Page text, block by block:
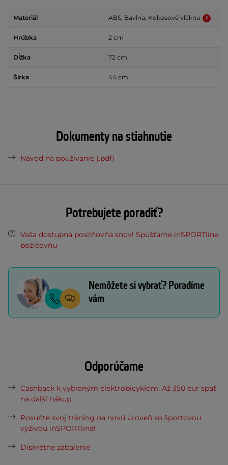
Materiál ABS, Bavlna, Kokosové vlákna
Hrúbka 2 cm
Dĺžka 72 cm
Šírka 44 cm
Dokumenty na stiahnutie
Návod na používanie (.pdf)
Potrebujete poradiť?
Vaša dostupná posilňovňa snov! Spúšťame inSPORTline
požičovňu
Nemôžete si vybrať? Poradíme
vám
Odporúčame
Cashback k vybraným elektrobicyklom. Až 350 eur späť
na ďalší nákup.
Posuňte svoj tréning na novú úroveň so športovou
výživou inSPORTline!
Diskrétne zabalenie